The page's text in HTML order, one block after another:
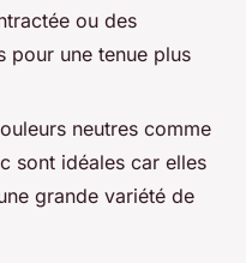
ou des
pour une tenue plus
neutres comme
sont idéales car elles
grande variété de